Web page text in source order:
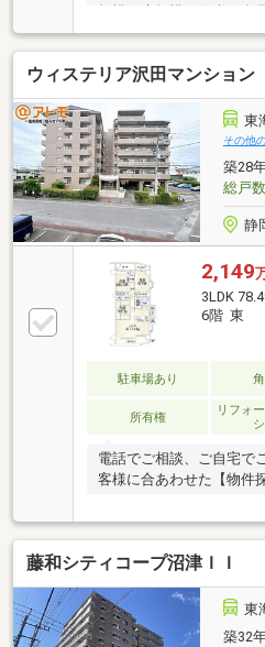
用したリフォームにも迅
ウィステリア沢田マンション
東
その他
築28
総戸数
静
2,149
3LDK
6階 東
駐車場あり
所有権
リフォ
電話でご相談、ご自宅で
客様に合あわせた【物件
藤和シティコープ沼津ＩＩ
東
築32